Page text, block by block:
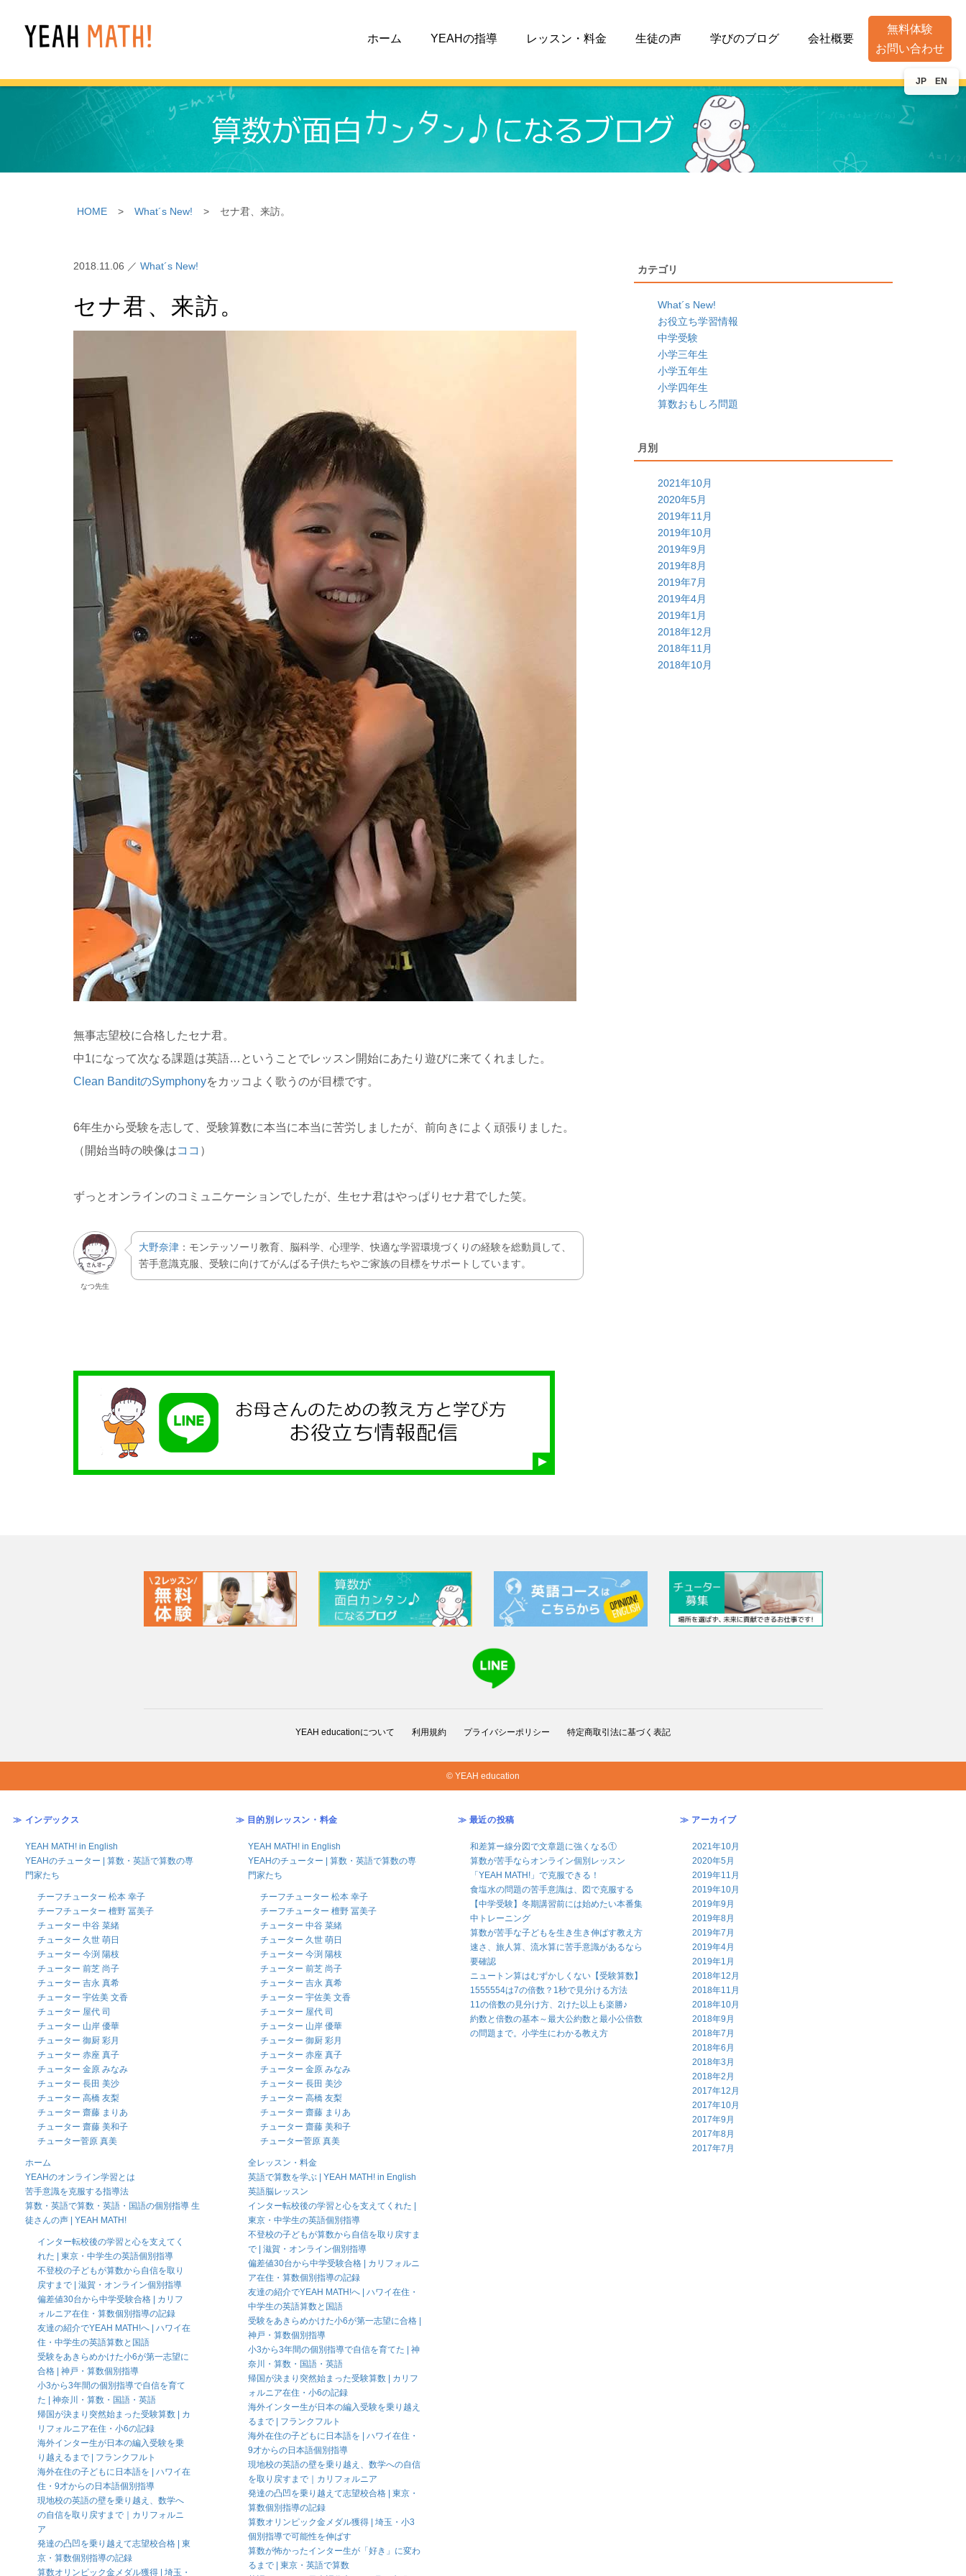
ホーム YEAHの指導 レッスン・料金 生徒の声 学びのブログ 会社概要
無料体験
お問い合わせ
HOME > What´s New! > セナ君、来訪。
2018.11.06 ／ What´s New!
セナ君、来訪。
無事志望校に合格したセナ君。
中1になって次なる課題は英語…ということでレッスン開始にあたり遊びに来てくれました。
Clean BanditのSymphonyをカッコよく歌うのが目標です。
6年生から受験を志して、受験算数に本当に本当に苦労しましたが、前向きによく頑張りました。
（開始当時の映像はココ ）
ずっとオンラインのコミュニケーションでしたが、生セナ君はやっぱりセナ君でした笑。
なつ先生
大野奈津 ：モンテッソーリ教育、脳科学、心理学、快適な学習環境づくりの経験を総動員して、
苦手意識克服、受験に向けてがんばる子供たちやご家族の目標をサポートしています。
カテゴリ
What´s New!
お役立ち学習情報
中学受験
小学三年生
小学五年生
小学四年生
算数おもしろ問題
月別
2021年10月
2020年5月
2019年11月
2019年10月
2019年9月
2019年8月
2019年7月
2019年4月
2019年1月
2018年12月
2018年11月
2018年10月
YEAH educationについて 利用規約 プライバシーポリシー 特定商取引法に基づく表記
© YEAH education
≫ インデックス
YEAH MATH! in English
YEAHのチューター | 算数・英語で算数の専
門家たち
チーフチューター 松本 幸子
チーフチューター 檀野 冨美子
チューター 中谷 菜緒
チューター 久世 萌日
チューター 今渕 陽枝
チューター 前芝 尚子
チューター 吉永 真希
チューター 宇佐美 文香
チューター 屋代 司
チューター 山岸 優華
チューター 御厨 彩月
チューター 赤座 真子
チューター 金原 みなみ
チューター 長田 美沙
チューター 高橋 友梨
チューター 齋藤 まりあ
チューター 齋藤 美和子
チューター菅原 真美
ホーム
YEAHのオンライン学習とは
苦手意識を克服する指導法
算数・英語で算数・英語・国語の個別指導 生
徒さんの声 | YEAH MATH!
インター転校後の学習と心を支えてく
れた | 東京・中学生の英語個別指導
不登校の子どもが算数から自信を取り
戻すまで | 滋賀・オンライン個別指導
偏差値30台から中学受験合格 | カリフ
ォルニア在住・算数個別指導の記録
友達の紹介でYEAH MATH!へ | ハワイ在
住・中学生の英語算数と国語
受験をあきらめかけた小6が第一志望に
合格 | 神戸・算数個別指導
小3から3年間の個別指導で自信を育て
た | 神奈川・算数・国語・英語
帰国が決まり突然始まった受験算数 | カ
リフォルニア在住・小6の記録
海外インター生が日本の編入受験を乗
り越えるまで | フランクフルト
海外在住の子どもに日本語を | ハワイ在
住・9才からの日本語個別指導
現地校の英語の壁を乗り越え、数学へ
の自信を取り戻すまで｜カリフォルニ
ア
発達の凸凹を乗り越えて志望校合格 | 東
京・算数個別指導の記録
算数オリンピック金メダル獲得 | 埼玉・
JP EN
≫ 目的別レッスン・料金
YEAH MATH! in English
YEAHのチューター | 算数・英語で算数の専
門家たち
チーフチューター 松本 幸子
チーフチューター 檀野 冨美子
チューター 中谷 菜緒
チューター 久世 萌日
チューター 今渕 陽枝
チューター 前芝 尚子
チューター 吉永 真希
チューター 宇佐美 文香
チューター 屋代 司
チューター 山岸 優華
チューター 御厨 彩月
チューター 赤座 真子
チューター 金原 みなみ
チューター 長田 美沙
チューター 高橋 友梨
チューター 齋藤 まりあ
チューター 齋藤 美和子
チューター菅原 真美
全レッスン・料金
英語で算数を学ぶ | YEAH MATH! in English
英語脳レッスン
インター転校後の学習と心を支えてくれた |
東京・中学生の英語個別指導
不登校の子どもが算数から自信を取り戻すま
で | 滋賀・オンライン個別指導
偏差値30台から中学受験合格 | カリフォルニ
ア在住・算数個別指導の記録
友達の紹介でYEAH MATH!へ | ハワイ在住・
中学生の英語算数と国語
受験をあきらめかけた小6が第一志望に合格 |
神戸・算数個別指導
小3から3年間の個別指導で自信を育てた | 神
奈川・算数・国語・英語
帰国が決まり突然始まった受験算数 | カリフ
ォルニア在住・小6の記録
海外インター生が日本の編入受験を乗り越え
るまで | フランクフルト
海外在住の子どもに日本語を | ハワイ在住・
9才からの日本語個別指導
現地校の英語の壁を乗り越え、数学への自信
を取り戻すまで｜カリフォルニア
発達の凸凹を乗り越えて志望校合格 | 東京・
算数個別指導の記録
算数オリンピック金メダル獲得 | 埼玉・小3
個別指導で可能性を伸ばす
算数が怖かったインター生が「好き」に変わ
るまで | 東京・英語で算数
≫ 最近の投稿
和差算ー線分図で文章題に強くなる①
算数が苦手ならオンライン個別レッスン
「YEAH MATH!」で克服できる！
食塩水の問題の苦手意識は、図で克服する
【中学受験】冬期講習前には始めたい本番集
中トレーニング
算数が苦手な子どもを生き生き伸ばす教え方
速さ、旅人算、流水算に苦手意識があるなら
要確認
ニュートン算はむずかしくない【受験算数】
1555554は7の倍数？1秒で見分ける方法
11の倍数の見分け方、2けた以上も楽勝♪
約数と倍数の基本～最大公約数と最小公倍数
の問題まで。小学生にわかる教え方
≫ アーカイブ
2021年10月
2020年5月
2019年11月
2019年10月
2019年9月
2019年8月
2019年7月
2019年4月
2019年1月
2018年12月
2018年11月
2018年10月
2018年9月
2018年7月
2018年6月
2018年3月
2018年2月
2017年12月
2017年10月
2017年9月
2017年8月
2017年7月